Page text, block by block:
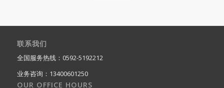
联系我们
全国服务热线：0592-5192212
业务咨询：13400601250
OUR OFFICE HOURS